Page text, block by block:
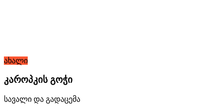
ახალი
კაროპკის გოჭი
სავალი და გადაცემა